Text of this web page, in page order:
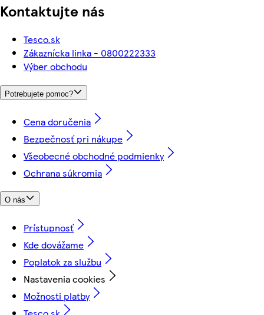
Kontaktujte nás
Tesco.sk
Zákaznícka linka - 0800222333
Výber obchodu
Potrebujete pomoc?
Cena doručenia
Bezpečnosť pri nákupe
Všeobecné obchodné podmienky
Ochrana súkromia
O nás
Prístupnosť
Kde dovážame
Poplatok za službu
Nastavenia cookies
Možnosti platby